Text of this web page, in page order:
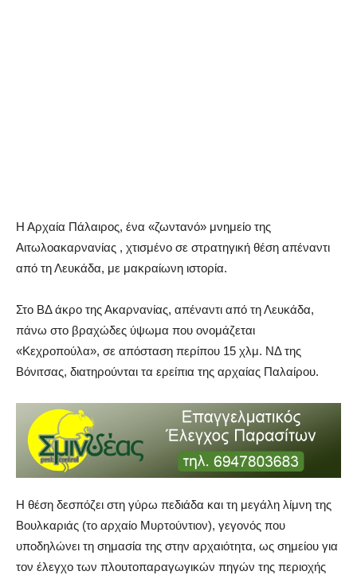
Η Αρχαία Πάλαιρος, ένα «ζωντανό» μνημείο της
Αιτωλοακαρνανίας , χτισμένο σε στρατηγική θέση απέναντι
από τη Λευκάδα, με μακραίωνη ιστορία.
Στο ΒΔ άκρο της Ακαρνανίας, απέναντι από τη Λευκάδα,
πάνω στο βραχώδες ύψωμα που ονομάζεται
«Κεχροπούλα», σε απόσταση περίπου 15 χλμ. ΝΔ της
Βόνιτσας, διατηρούνται τα ερείπια της αρχαίας Παλαίρου.
Η θέση δεσπόζει στη γύρω πεδιάδα και τη μεγάλη λίμνη της
Βουλκαριάς (το αρχαίο Μυρτούντιον), γεγονός που
υποδηλώνει τη σημασία της στην αρχαιότητα, ως σημείου για
τον έλεγχο των πλουτοπαραγωγικών πηγών της περιοχής